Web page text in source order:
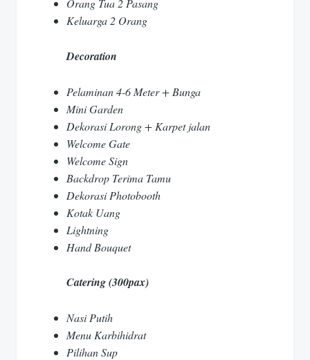
Orang Tua 2 Pasang
Keluarga 2 Orang
Decoration
Pelaminan 4-6 Meter + Bunga
Mini Garden
Dekorasi Lorong + Karpet jalan
Welcome Gate
Welcome Sign
Backdrop Terima Tamu
Dekorasi Photobooth
Kotak Uang
Lightning
Hand Bouquet
Catering (300pax)
Nasi Putih
Menu Karbihidrat
Pilihan Sup